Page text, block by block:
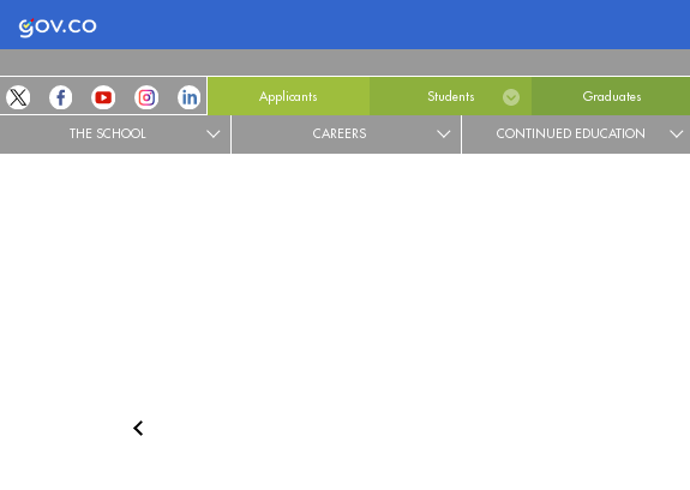
Logo Gobierno de Colombia
Applicants Students Graduates
THE SCHOOL CAREERS CONTINUED EDUCATION